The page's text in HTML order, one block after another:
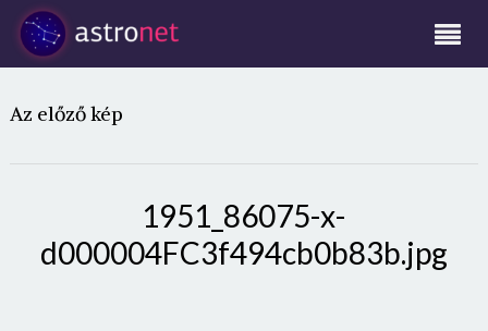
Az előző kép
1951_86075-x-
d000004FC3f494cb0b83b.jpg